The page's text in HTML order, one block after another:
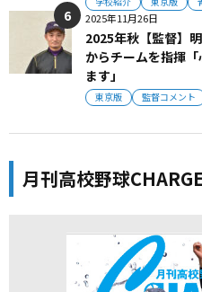
2025年11月26日
2025年秋【監督】
からチームを指揮
ます」
東京版 監督コメント
月刊高校野球